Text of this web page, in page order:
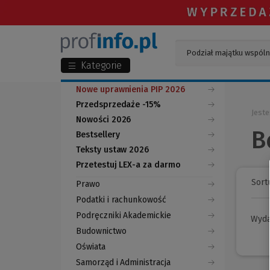
Kategorie
Nowe uprawnienia PIP 2026
Przedsprzedaże -15%
Nowości 2026
Bestsellery
Teksty ustaw 2026
Przetestuj LEX-a za darmo
(Nowe
okno)
(Link
do
innej
strony)
Prawo
Podatki i rachunkowość
Podręczniki Akademickie
Budownictwo
Oświata
Samorząd i Administracja